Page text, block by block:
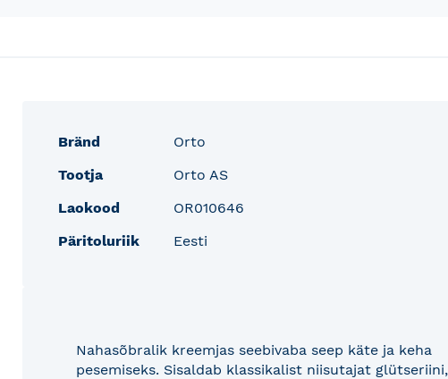
Lisainfo
Bränd
Orto
Tootja
Orto AS
Laokood
OR010646
Päritoluriik
Eesti
Nahasõbralik kreemjas seebivaba seep käte ja keha
pesemiseks. Sisaldab klassikalist niisutajat glütseriini,